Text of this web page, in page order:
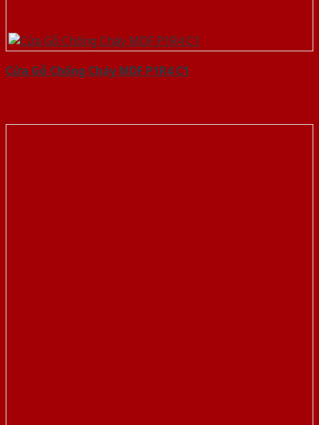
Cửa Gỗ Chống Cháy MDF P1R4 C1